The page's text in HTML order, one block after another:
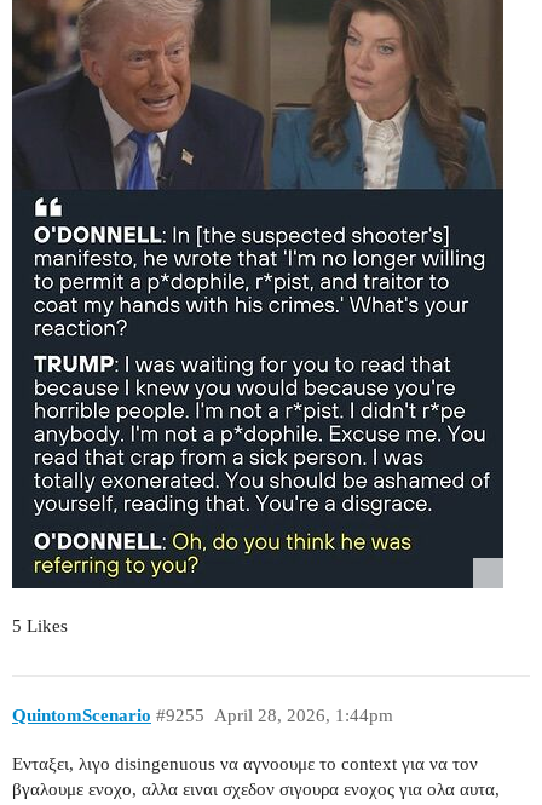
5 Likes
QuintomScenario April 28, 2026, 1:44pm
#9255
Ενταξει, λιγο disingenuous να αγνοουμε το context για να τον
βγαλουμε ενοχο, αλλα ειναι σχεδον σιγουρα ενοχος για ολα αυτα,